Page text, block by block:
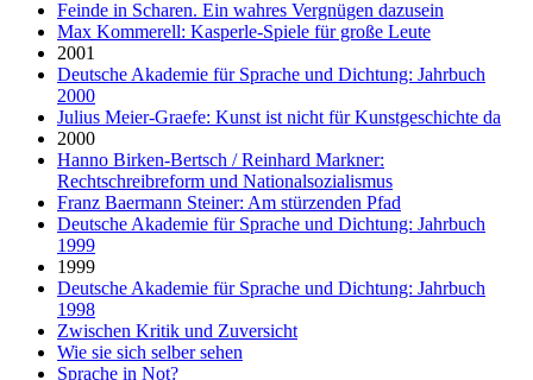
Feinde in Scharen. Ein wahres Vergnügen dazusein
Max Kommerell: Kasperle-Spiele für große Leute
2001
Deutsche Akademie für Sprache und Dichtung: Jahrbuch
2000
Julius Meier-Graefe: Kunst ist nicht für Kunstgeschichte da
2000
Hanno Birken-Bertsch / Reinhard Markner:
Rechtschreibreform und Nationalsozialismus
Franz Baermann Steiner: Am stürzenden Pfad
Deutsche Akademie für Sprache und Dichtung: Jahrbuch
1999
1999
Deutsche Akademie für Sprache und Dichtung: Jahrbuch
1998
Zwischen Kritik und Zuversicht
Wie sie sich selber sehen
Sprache in Not?